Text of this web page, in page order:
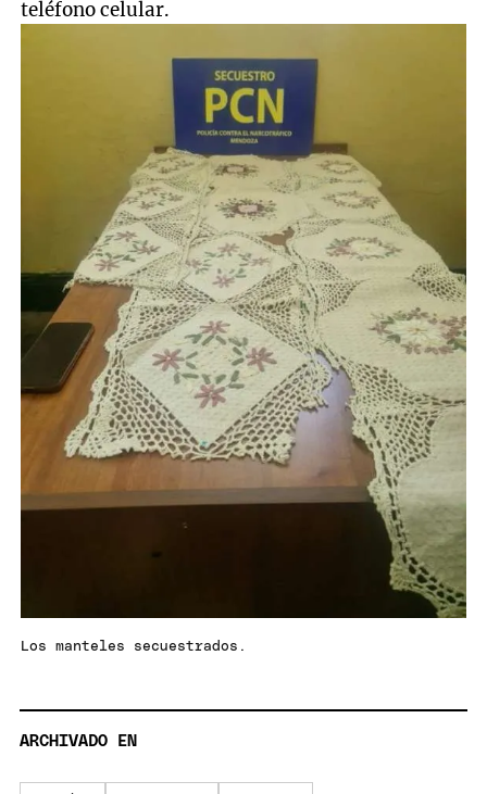
teléfono celular.
Los manteles secuestrados.
ARCHIVADO EN